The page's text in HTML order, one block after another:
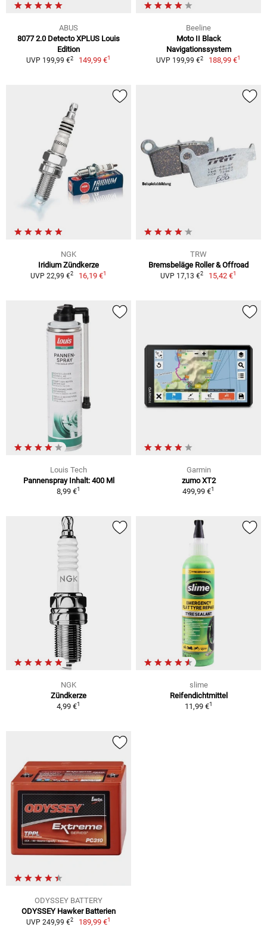
ABUS
8077 2.0 Detecto XPLUS Louis
Edition
UVP 199,99 €2 149,99 €1
Beeline
Moto II Black
Navigationssystem
UVP 199,99 €2 188,99 €1
NGK
Iridium Zündkerze
UVP 22,99 €2 16,19 €1
TRW
Bremsbeläge Roller & Offroad
UVP 17,13 €2 15,42 €1
Louis Tech
Pannenspray Inhalt: 400 Ml
8,99 €1
Garmin
zumo XT2
499,99 €1
NGK
Zündkerze
4,99 €1
slime
Reifendichtmittel
11,99 €1
ODYSSEY BATTERY
ODYSSEY Hawker Batterien
UVP 249,99 €2 189,99 €1